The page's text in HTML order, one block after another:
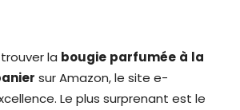
la bougie parfumée à la
sur Amazon, le site e-
Le plus surprenant est le